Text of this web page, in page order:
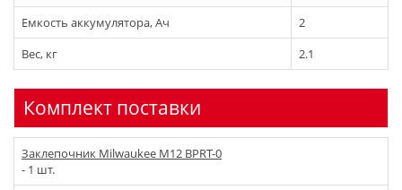
Емкость аккумулятора, Ач
2
Вес, кг
2.1
Комплект поставки
Заклепочник Milwaukee M12 BPRT-0
- 1 шт.